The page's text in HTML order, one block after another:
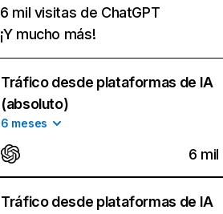
6 mil visitas de ChatGPT
¡Y mucho más!
Tráfico desde plataformas de IA
(absoluto)
6 meses
6 mil
Tráfico desde plataformas de IA